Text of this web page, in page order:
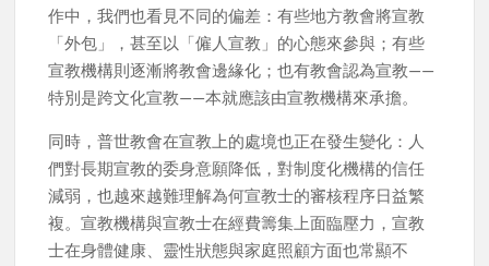
作中，我們也看見不同的偏差：有些地方教會將宣教
「外包」，甚至以「僱人宣教」的心態來參與；有些
宣教機構則逐漸將教會邊緣化；也有教會認為宣教——
特別是跨文化宣教——本就應該由宣教機構來承擔。
同時，普世教會在宣教上的處境也正在發生變化：人
們對長期宣教的委身意願降低，對制度化機構的信任
減弱，也越來越難理解為何宣教士的審核程序日益繁
複。宣教機構與宣教士在經費籌集上面臨壓力，宣教
士在身體健康、靈性狀態與家庭照顧方面也常顯不